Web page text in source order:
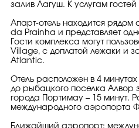
залив Лагуш. К услугам
Апарт-отель находится
da Prainha и представляет
Гости комплекса могут
Village, с доплатой лежаки и
Atlantic.
Отель расположен в 4
до рыбацкого поселка Алвор
города Портимау – 15 минут.
международного аэропорта
Ближайший аэропорт: